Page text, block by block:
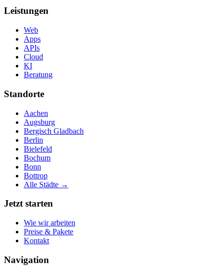
Leistungen
Web
Apps
APIs
Cloud
KI
Beratung
Standorte
Aachen
Augsburg
Bergisch Gladbach
Berlin
Bielefeld
Bochum
Bonn
Bottrop
Alle Städte →
Jetzt starten
Wie wir arbeiten
Preise & Pakete
Kontakt
Navigation